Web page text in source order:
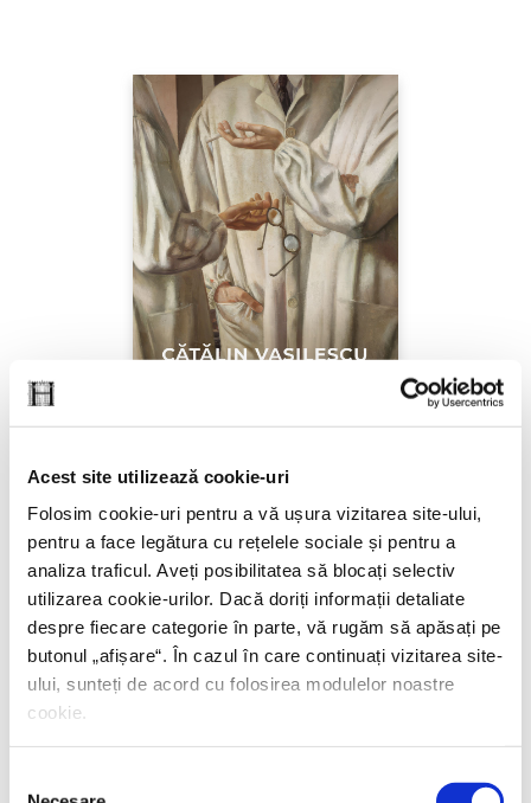
Acest site utilizează cookie-uri
Folosim cookie-uri pentru a vă ușura vizitarea site-ului,
pentru a face legătura cu rețelele sociale și pentru a
analiza traficul. Aveți posibilitatea să blocați selectiv
utilizarea cookie-urilor. Dacă doriți informații detaliate
despre fiecare categorie în parte, vă rugăm să apăsați pe
butonul „afișare“. În cazul în care continuați vizitarea site-
ului, sunteți de acord cu folosirea modulelor noastre
cookie.
Cătălin Vasilescu,Placebo
PREȚ 67.00 RON